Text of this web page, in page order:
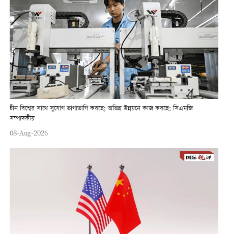
চীন বিশ্বের সাথে সুযোগ ভাগাভাগি করছে; অভিন্ন উন্নয়নে কাজ করছে: সিএমজি
সম্পাদকীয়
08-Aug-2026